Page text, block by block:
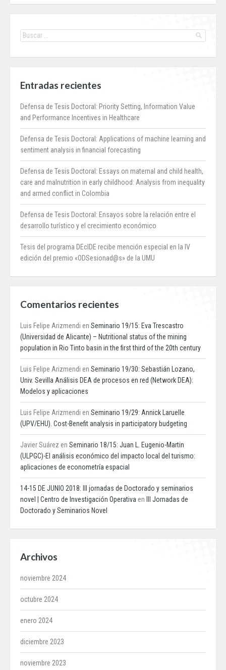
Entradas recientes
Defensa de Tesis Doctoral: Priority Setting, Information Value
and Performance Incentives in Healthcare
Defensa de Tesis Doctoral: Applications of machine learning and
sentiment analysis in financial forecasting
Defensa de Tesis Doctoral: Essays on maternal and child health,
care and malnutrition in early childhood: Analysis from inequality
and armed conflict in Colombia
Defensa de Tesis Doctoral: Ensayos sobre la relación entre el
desarrollo turístico y el crecimiento económico
Tesis del programa DEcIDE recibe mención especial en la IV
edición del premio «ODSesionad@s» de la UMU
Comentarios recientes
Luis Felipe Arizmendi en Seminario 19/15: Eva Trescastro
(Universidad de Alicante) – Nutritional status of the mining
population in Rio Tinto basin in the first third of the 20th century
Luis Felipe Arizmendi en Seminario 19/30: Sebastián Lozano,
Univ. Sevilla Análisis DEA de procesos en red (Network DEA):
Modelos y aplicaciones
Luis Felipe Arizmendi en Seminario 19/29: Annick Laruelle
(UPV/EHU). Cost-Benefit analysis in participatory budgeting
Javier Suárez en Seminario 18/15: Juan L. Eugenio-Martin
(ULPGC)-El análisis económico del impacto local del turismo:
aplicaciones de econometría espacial
14-15 DE JUNIO 2018: III jornadas de Doctorado y seminarios
novel | Centro de Investigación Operativa en
III Jornadas de
Doctorado y Seminarios Novel
Archivos
noviembre 2024
octubre 2024
enero 2024
diciembre 2023
noviembre 2023